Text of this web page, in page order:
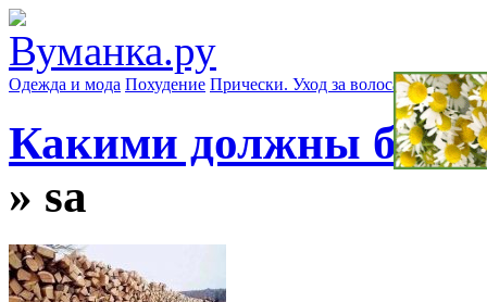
Одежда и мода Похудение Прически. Уход за волосами Маски
Какими должны быть
» sa